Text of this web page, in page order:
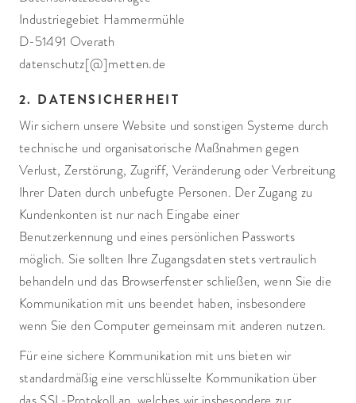
Industriegebiet Hammermühle
D-51491 Overath
datenschutz[@]metten.de
2. DATENSICHERHEIT
Wir sichern unsere Website und sonstigen Systeme durch
technische und organisatorische Maßnahmen gegen
Verlust, Zerstörung, Zugriff, Veränderung oder Verbreitung
Ihrer Daten durch unbefugte Personen. Der Zugang zu
Kundenkonten ist nur nach Eingabe einer
Benutzerkennung und eines persönlichen Passworts
möglich. Sie sollten Ihre Zugangsdaten stets vertraulich
behandeln und das Browserfenster schließen, wenn Sie die
Kommunikation mit uns beendet haben, insbesondere
wenn Sie den Computer gemeinsam mit anderen nutzen.
Für eine sichere Kommunikation mit uns bieten wir
standardmäßig eine verschlüsselte Kommunikation über